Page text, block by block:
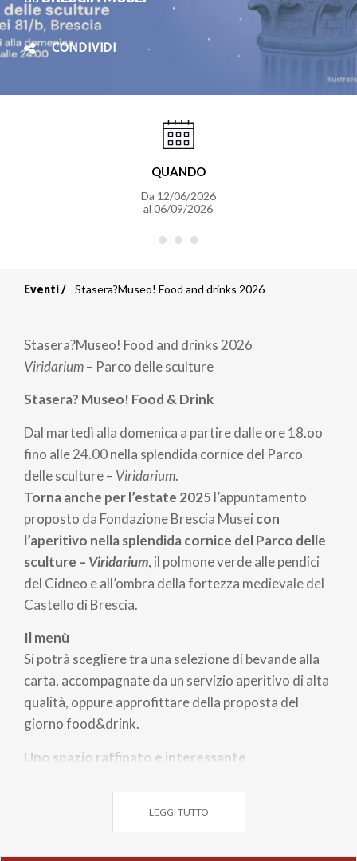
CONDIVIDI
QUANDO
Da 12/06/2026
al 06/09/2026
di
pane
Eventi Stasera?Museo! Food and drinks 2026
Stasera?Museo! Food and drinks 2026
Viridarium– Parco delle sculture
Stasera? Museo! Food & Drink
Dal martedì alla domenica a partire dalle ore 18.oo
fino alle 24.00 nella splendida cornice del Parco
delle sculture – Viridarium.
Torna anche per l’estate 2025 l’appuntamento
proposto da Fondazione Brescia Musei con
l’aperitivo nella splendida cornice del Parco delle
sculture – Viridarium, il polmone verde alle pendici
del Cidneo e all’ombra della fortezza medievale del
Castello di Brescia.
Il menù
Si potrà scegliere tra una selezione di bevande alla
carta, accompagnate da un servizio aperitivo di alta
qualità, oppure approfittare della proposta del
giorno food&drink.
Uno spazio raffinato e interessante
LEGGI TUTTO